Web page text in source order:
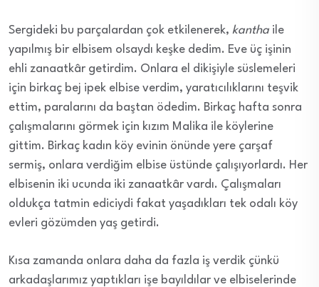
Sergideki bu parçalardan çok etkilenerek, kantha ile
yapılmış bir elbisem olsaydı keşke dedim. Eve üç işinin
ehli zanaatkâr getirdim. Onlara el dikişiyle süslemeleri
için birkaç bej ipek elbise verdim, yaratıcılıklarını teşvik
ettim, paralarını da baştan ödedim. Birkaç hafta sonra
çalışmalarını görmek için kızım Malika ile köylerine
gittim. Birkaç kadın köy evinin önünde yere çarşaf
sermiş, onlara verdiğim elbise üstünde çalışıyorlardı. Her
elbisenin iki ucunda iki zanaatkâr vardı. Çalışmaları
oldukça tatmin ediciydi fakat yaşadıkları tek odalı köy
evleri gözümden yaş getirdi.
Kısa zamanda onlara daha da fazla iş verdik çünkü
arkadaşlarımız yaptıkları işe bayıldılar ve elbiselerinde